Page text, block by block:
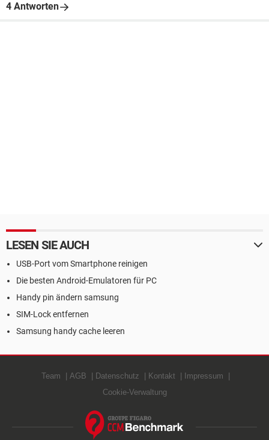
4 Antworten
LESEN SIE AUCH
USB-Port vom Smartphone reinigen
Die besten Android-Emulatoren für PC
Handy pin ändern samsung
SIM-Lock entfernen
Samsung handy cache leeren
Team AGB Datenschutz Kontakt
Impressum
Cookie-Verwaltung